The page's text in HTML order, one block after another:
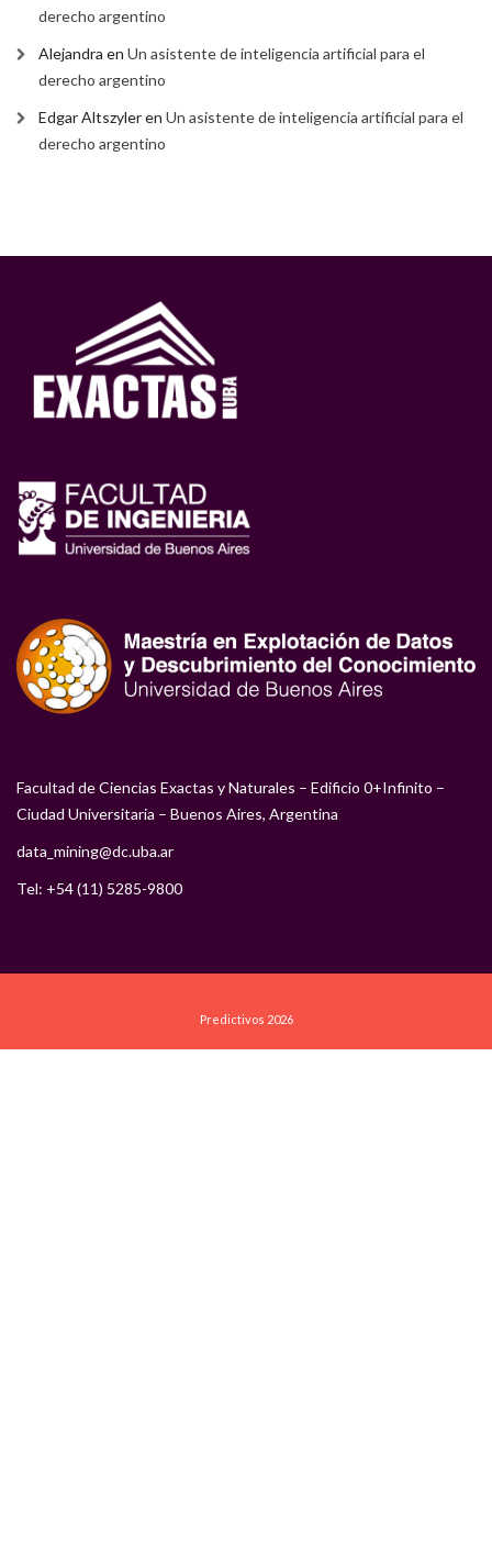
derecho argentino
Alejandra en Un asistente de inteligencia artificial para el
derecho argentino
Edgar Altszyleren Un asistente de inteligencia artificial para el
derecho argentino
Facultad de Ciencias Exactas y Naturales – Edificio 0+Infinito –
Ciudad Universitaria – Buenos Aires, Argentina
data_mining@dc.uba.ar
Tel: +54 (11) 5285-9800
Predictivos 2026